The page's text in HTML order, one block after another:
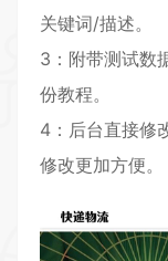
关键词/描述。
3：附带测试数
份教程。
4：后台直接修
修改更加方便。